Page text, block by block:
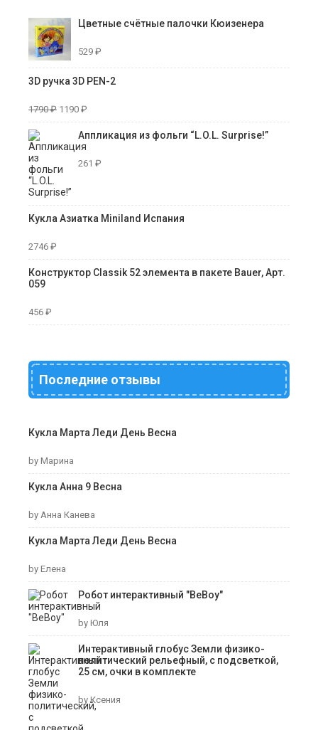
Цветные счётные палочки Кюизенера
529 ₽
3D ручка 3D PEN-2
1790₽ 1190 ₽
Аппликация из фольги “L.O.L. Surprise!”
261 ₽
Кукла Азиатка Miniland Испания
2746 ₽
Конструктор Classik 52 элемента в пакете Bauer, Арт.
059
456 ₽
Последние отзывы
Кукла Марта Леди День Весна
by Марина
Кукла Анна 9 Весна
by Анна Канева
Кукла Марта Леди День Весна
by Елена
Робот интерактивный "ВеВоу"
by Юля
Интерактивный глобус Земли физико-
политический рельефный, с подсветкой,
25 см, очки в комплекте
by Ксения